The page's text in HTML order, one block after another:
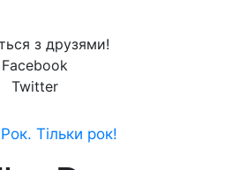
з друзями!
Facebook
Twitter
Тільки рок!